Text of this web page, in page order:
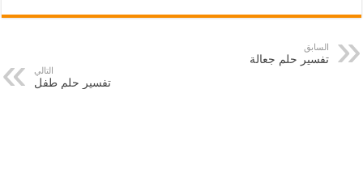
السابق
تفسير حلم جعالة
التالي
تفسير حلم طفل